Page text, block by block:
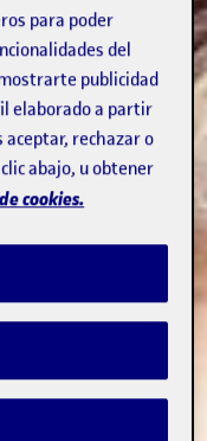
para poder
del
publicidad
elaborado a partir
aceptar, rechazar o
abajo, u obtener
cookies.